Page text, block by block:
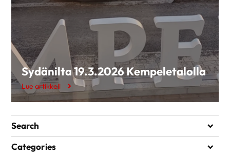
Sydänilta 19.3.2026 Kempeletalolla
Lue artikkeli
Search
Categories